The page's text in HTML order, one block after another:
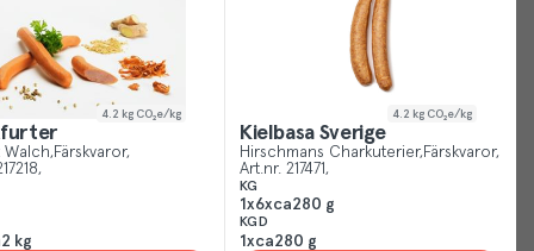
4.2 kg CO₂e/kg
Walch Färskvaror
kg
4.2 kg CO₂e/kg
Kielbasa Sverige
Hirschmans Charkuterier Färskvaror
Art.nr. 217471
KG
1x6xca280 g
KGD
1xca280 g